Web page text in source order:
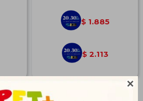

$ 1.885
$ 2.113